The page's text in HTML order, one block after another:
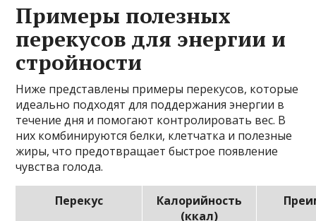
Примеры полезных
перекусов для энергии и
стройности
Ниже представлены примеры перекусов, которые
идеально подходят для поддержания энергии в
течение дня и помогают контролировать вес. В
них комбинируются белки, клетчатка и полезные
жиры, что предотвращает быстрое появление
чувства голода.
Перекус
Калорийность
(ккал)